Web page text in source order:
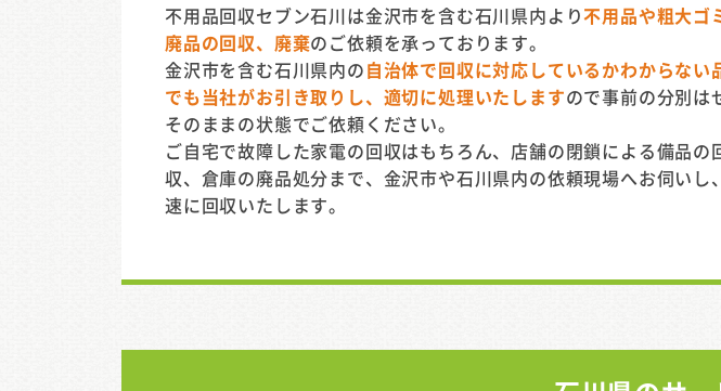
不用品回収セブン石川は金沢市を含む石川県内より不用品や粗大ゴ
廃品の回収、廃棄のご依頼を承っております。
金沢市を含む石川県内の自治体で回収に対応しているかわからない
でも当社がお引き取りし、適切に処理いたしますので事前の分別は
そのままの状態でご依頼ください。
ご自宅で故障した家電の回収はもちろん、店舗の閉鎖による備品の
収、倉庫の廃品処分まで、金沢市や石川県内の依頼現場へお伺いし
速に回収いたします。